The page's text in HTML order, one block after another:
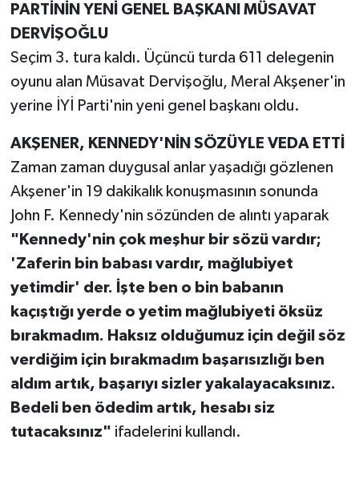
PARTİNİN YENİ GENEL BAŞKANI MÜSAVAT
DERVİŞOĞLU
Seçim 3. tura kaldı. Üçüncü turda 611 delegenin
oyunu alan Müsavat Dervişoğlu, Meral Akşener'in
yerine İYİ Parti'nin yeni genel başkanı oldu.
AKŞENER, KENNEDY'NİN SÖZÜYLE VEDA ETTİ
Zaman zaman duygusal anlar yaşadığı gözlenen
Akşener'in 19 dakikalık konuşmasının sonunda
John F. Kennedy'nin sözünden de alıntı yaparak
"Kennedy'nin çok meşhur bir sözü vardır;
'Zaferin bin babası vardır, mağlubiyet
yetimdir' der. İşte ben o bin babanın
kaçıştığı yerde o yetim mağlubiyeti öksüz
bırakmadım. Haksız olduğumuz için değil söz
verdiğim için bırakmadım başarısızlığı ben
aldım artık, başarıyı sizler yakalayacaksınız.
Bedeli ben ödedim artık, hesabı siz
tutacaksınız" ifadelerini kullandı.